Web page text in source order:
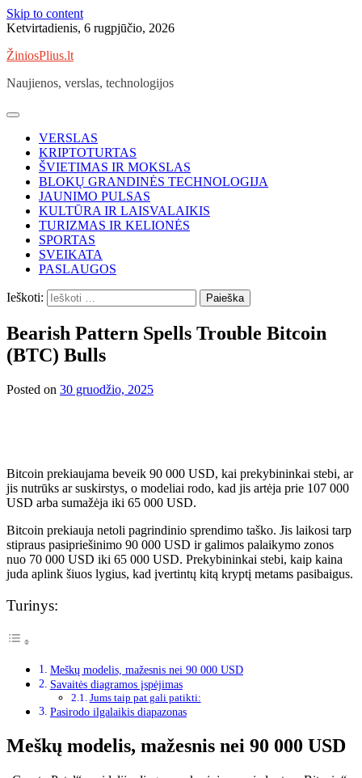
Skip to content
Ketvirtadienis, 6 rugpjūčio, 2026
ŽiniosPlius.lt
Naujienos, verslas, technologijos
VERSLAS
KRIPTOTURTAS
ŠVIETIMAS IR MOKSLAS
BLOKŲ GRANDINĖS TECHNOLOGIJA
JAUNIMO PULSAS
KULTŪRA IR LAISVALAIKIS
TURIZMAS IR KELIONĖS
SPORTAS
SVEIKATA
PASLAUGOS
Ieškoti:
Bearish Pattern Spells Trouble Bitcoin
(BTC) Bulls
Posted on 30 gruodžio, 2025
Bitcoin prekiaujama beveik 90 000 USD, kai prekybininkai stebi, ar
jis nutrūks ar suskirstys, o modeliai rodo, kad jis artėja prie 107 000
USD arba sumažėja iki 65 000 USD.
Bitcoin prekiauja netoli pagrindinio sprendimo taško. Jis laikosi tarp
stipraus pasipriešinimo 90 000 USD ir galimos palaikymo zonos
nuo 70 000 USD iki 65 000 USD. Prekybininkai stebi, kaip kaina
juda aplink šiuos lygius, kad įvertintų kitą kryptį metams pasibaigus.
Turinys:
Meškų modelis, mažesnis nei 90 000 USD
Savaitės diagramos įspėjimas
Jums taip pat gali patikti:
Pasirodo ilgalaikis diapazonas
Meškų modelis, mažesnis nei 90 000 USD